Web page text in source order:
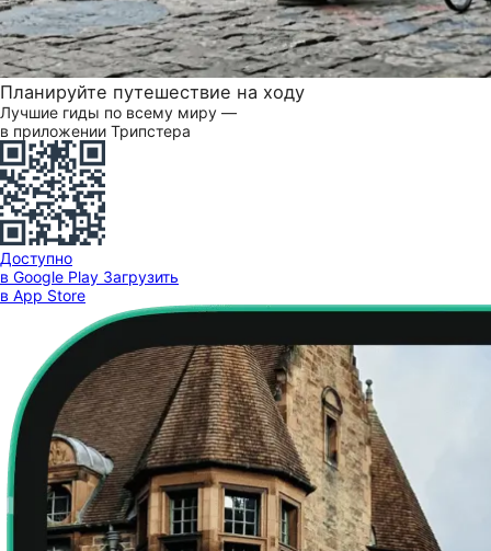
Планируйте путешествие на ходу
Лучшие гиды по всему миру —
в приложении Трипстера
Доступно
в Google Play Загрузить
в App Store